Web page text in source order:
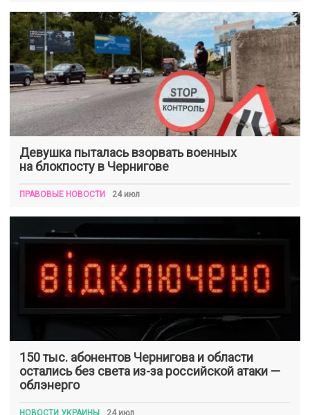
Девушка пыталась взорвать военных
на блокпосту в Чернигове
ПРАВОВЫЕ НОВОСТИ 24 июл
150 тыс. абонентов Чернигова и области
остались без света из-за российской атаки —
облэнерго
НОВОСТИ УКРАИНЫ 24 июл